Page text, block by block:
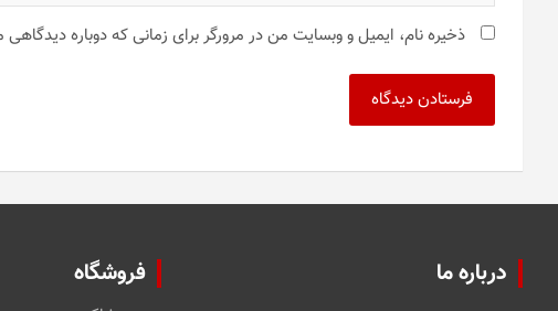
ذخیره نام، ایمیل و وبسایت من در مرورگر برای زمانی که دوباره
درباره ما فروشگاه